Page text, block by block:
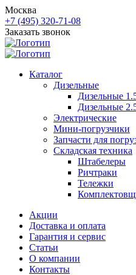
Москва
+7 (495) 320-71-08
Заказать звонок
Каталог
Дизельные
Дизельные
Дизельные
Электрические
Мини-погрузчики
Запчасти для
Складская техника
Штабелеры
Ричтраки
Тележки
Акции
Доставка и оплата
Гарантия и сервис
Статьи
О компании
Контакты